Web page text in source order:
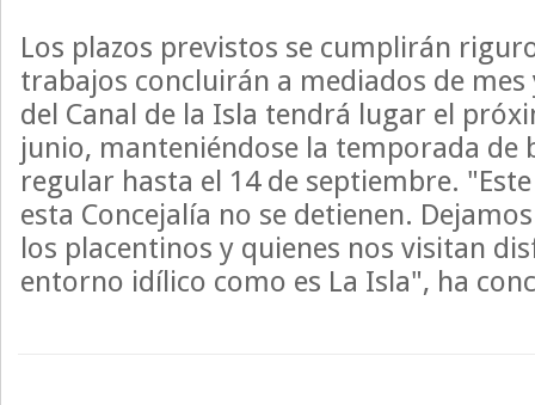
Los plazos previstos se cumplirán
trabajos concluirán a mediados de
del Canal de la Isla tendrá lugar el
junio, manteniéndose la temporada de
regular hasta el 14 de septiembre.
esta Concejalía no se detienen.
los placentinos y quienes nos visitan
entorno idílico como es La Isla", ha